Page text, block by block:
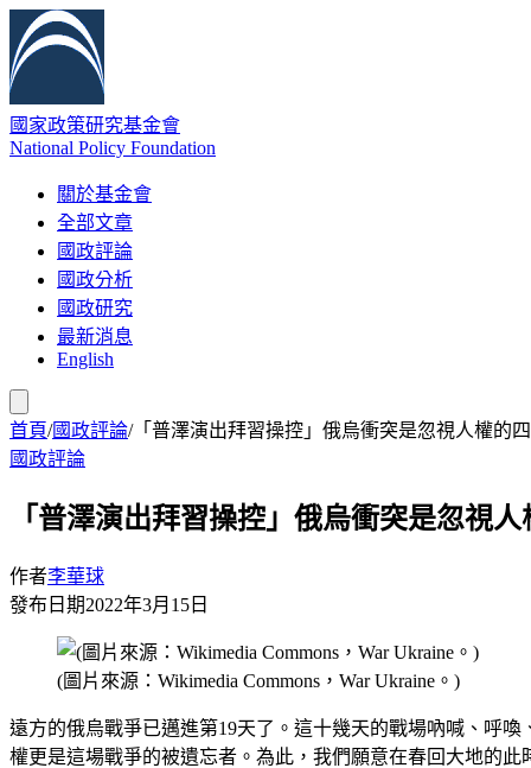
國家政策研究基金會
National Policy Foundation
關於基金會
全部文章
國政評論
國政分析
國政研究
最新消息
English
首頁/國政評論/「普澤演出拜習操控」俄烏衝突是忽視人權的
國政評論
「普澤演出拜習操控」俄烏衝突是忽視
作者李華球
發布日期2022年3月15日
(圖片來源：Wikimedia Commons，War Ukraine。)
遠方的俄烏戰爭已邁進第19天了。這十幾天的戰場吶喊、呼
權更是這場戰爭的被遺忘者。為此，我們願意在春回大地的